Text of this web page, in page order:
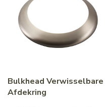
Bulkhead Verwisselbare
Afdekring